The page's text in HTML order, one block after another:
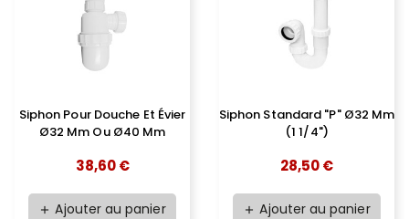
Siphon Pour Douche Et Évier
Ø32 Mm Ou Ø40 Mm
38,60 €
add Ajouter au panier
Siphon Standard "P" Ø32 Mm
(1 1/4")
28,50 €
add Ajouter au panier